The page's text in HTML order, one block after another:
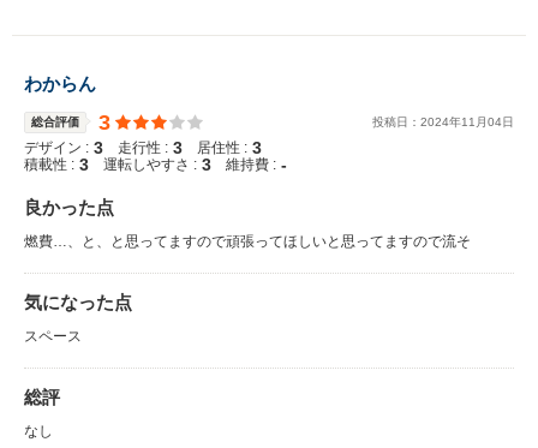
わからん
総合評価 3 投稿日： 2024年11 月04日
デザイン : 3 走行性 : 3 居住性 : 3
積載性 : 3 運転しやすさ : 3 維持費 : -
良かった点
燃費…、と、と思ってますので頑張ってほしいと思ってますので流そ
気になった点
スペース
総評
なし